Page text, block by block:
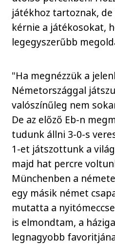
játékhoz tartoznak,
kérnie a játékosokat,
legegyszerűbb
"Ha megnézzük a
Németországgal
valószínűleg nem
De az előző Eb-n
tudunk állni 3-0-s
1-et játszottunk a
majd hat percre
Münchenben a
egy másik német
mutatta a
is elmondtam, a
legnagyobb